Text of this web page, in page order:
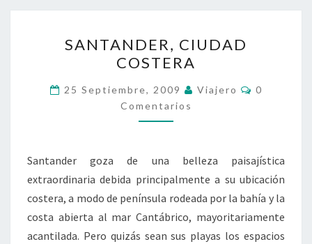
CIUDAD
COSTERA
SANTANDER, CIUDAD
COSTERA
25 Septiembre, 2009 Viajero
0
Comentarios
Santander goza de una belleza paisajística
extraordinaria debida principalmente a su ubicación
costera, a modo de península rodeada por la bahía y la
costa abierta al mar Cantábrico, mayoritariamente
acantilada. Pero quizás sean sus playas los espacios